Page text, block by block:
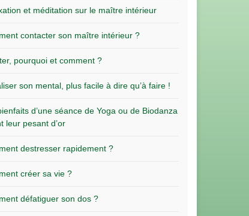
et méditation sur le maître intérieur
contacter son maître intérieur ?
pourquoi et comment ?
son mental, plus facile à dire qu’à faire !
d’une séance de Yoga ou de Biodanza
leur pesant d’or
destresser rapidement ?
créer sa vie ?
défatiguer son dos ?